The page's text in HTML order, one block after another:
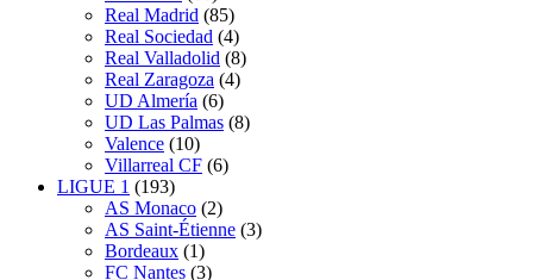
Real Madrid (85)
Real Sociedad (4)
Real Valladolid (8)
Real Zaragoza (4)
UD Almería (6)
UD Las Palmas (8)
Valence (10)
Villarreal CF (6)
LIGUE 1 (193)
AS Monaco (2)
AS Saint-Étienne (3)
Bordeaux (1)
FC Nantes (3)